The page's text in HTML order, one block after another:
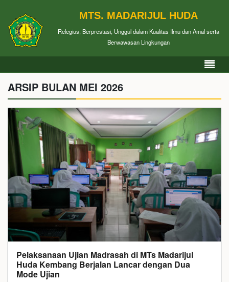
MTS. MADARIJUL HUDA
Relegius, Berprestasi, Unggul dalam Kualitas Ilmu dan Amal serta
Berwawasan Lingkungan
ARSIP BULAN MEI 2026
Pelaksanaan Ujian Madrasah di MTs Madarijul
Huda Kembang Berjalan Lancar dengan Dua
Mode Ujian